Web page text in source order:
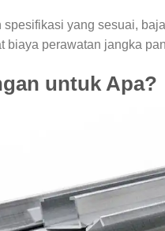
yang sesuai,
biaya perawatan jangka
untuk Apa?